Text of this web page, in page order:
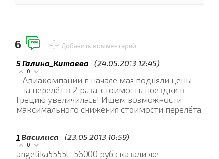
6 Добавить комментарий
5 Галина_Китаева (24.05.2013 12:45)
0
Авиакомпании в начале мая подняли цены
на перелёт в 2 раза, стоимость поездки в
Грецию увеличилась! Ищем возможности
максимального снижения стоимости перелёта.
1 Василиса (23.05.2013 10:59)
0
angelika5555l , 56000 руб сказали же